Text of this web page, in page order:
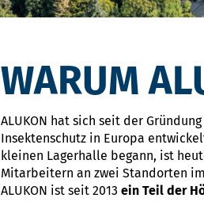
WARUM
ALUKON hat sich seit der
Insektenschutz in Europa
kleinen Lagerhalle begann, ist
Mitarbeitern an zwei Standorten
ALUKON ist seit 2013 ein Teil der